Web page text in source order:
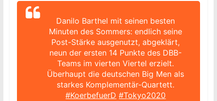
Danilo Barthel mit seinen besten
Minuten des Sommers: endlich seine
Post-Stärke ausgenutzt, abgeklärt,
neun der ersten 14 Punkte des DBB-
Teams im vierten Viertel erzielt.
Überhaupt die deutschen Big Men als
starkes Komplementär-Quartett.
#KoerbefuerD #Tokyo2020